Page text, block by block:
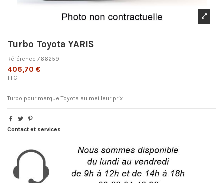
Turbo Toyota YARIS
Référence 766259
406,70 €
TTC
Turbo pour marque Toyota au meilleur prix.
Contact et services